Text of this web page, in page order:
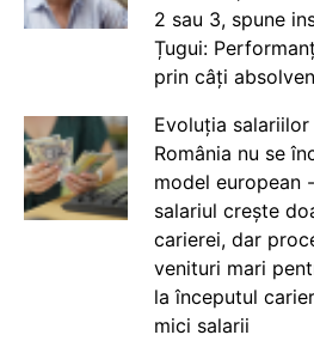
2 sau 3, spune
Țugui:
prin câți
Evoluția
România nu se
model european
salariul crește
carierei, dar
venituri mari
la începutul
mici salarii